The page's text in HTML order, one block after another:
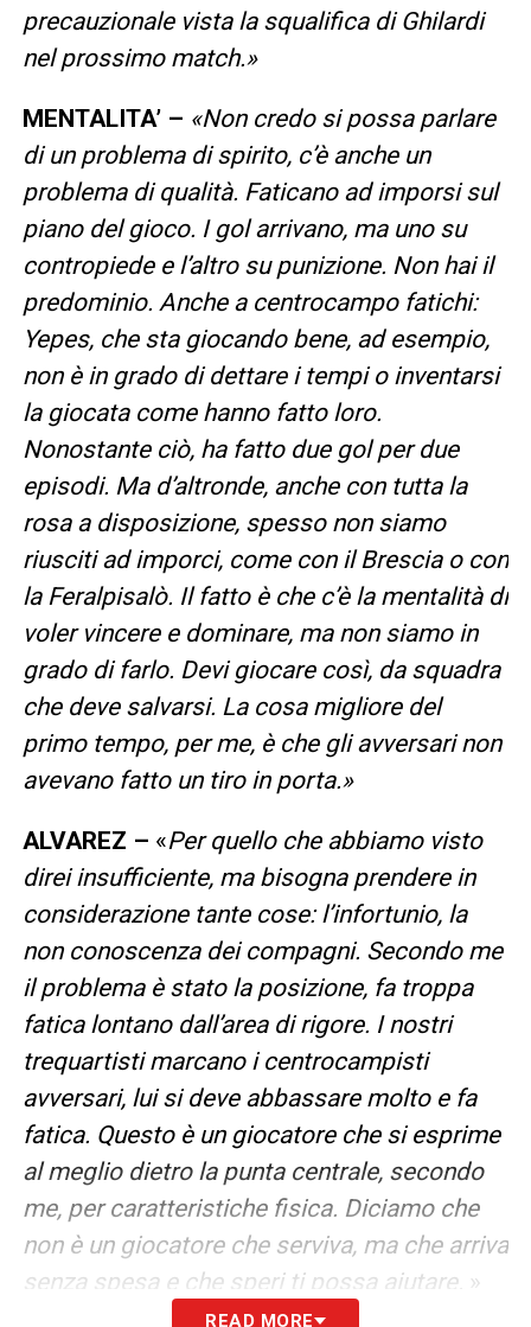
precauzionale vista la squalifica di Ghilardi
nel prossimo match.»
MENTALITA’ – «Non credo si possa parlare
di un problema di spirito, c’è anche un
problema di qualità. Faticano ad imporsi sul
piano del gioco. I gol arrivano, ma uno su
contropiede e l’altro su punizione. Non hai il
predominio. Anche a centrocampo fatichi:
Yepes, che sta giocando bene, ad esempio,
non è in grado di dettare i tempi o inventarsi
la giocata come hanno fatto loro.
Nonostante ciò, ha fatto due gol per due
episodi. Ma d’altronde, anche con tutta la
rosa a disposizione, spesso non siamo
riusciti ad imporci, come con il Brescia o con
la Feralpisalò. Il fatto è che c’è la mentalità di
voler vincere e dominare, ma non siamo in
grado di farlo. Devi giocare così, da squadra
che deve salvarsi. La cosa migliore del
primo tempo, per me, è che gli avversari non
avevano fatto un tiro in porta.»
ALVAREZ – «Per quello che abbiamo visto
direi insufficiente, ma bisogna prendere in
considerazione tante cose: l’infortunio, la
non conoscenza dei compagni. Secondo me
il problema è stato la posizione, fa troppa
fatica lontano dall’area di rigore. I nostri
trequartisti marcano i centrocampisti
avversari, lui si deve abbassare molto e fa
fatica. Questo è un giocatore che si esprime
al meglio dietro la punta centrale, secondo
me, per caratteristiche fisica. Diciamo che
non è un giocatore che serviva, ma che arriva
senza spesa e che speri ti possa aiutare. »
READ MORE